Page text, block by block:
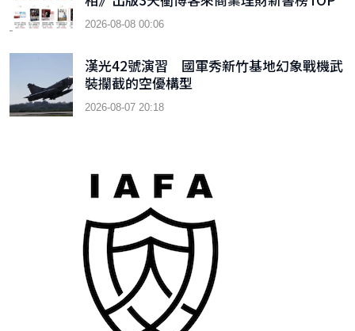
9
2026-08-08 00:06
漢光42號演習 國軍秀新竹基地幻象戰機武
裝攔截的空優構型
2026-08-07 20:18